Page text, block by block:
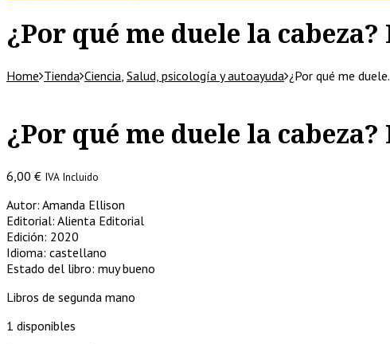
¿Por qué me duele la
Home Tienda Ciencia Salud, psicología y autoayuda ¿Por qué me
¿Por qué me duele la
6,00 € IVA Incluido
Autor: Amanda Ellison
Editorial: Alienta Editorial
Edición: 2020
Idioma: castellano
Estado del libro: muy bueno
Libros de segunda mano
1 disponibles